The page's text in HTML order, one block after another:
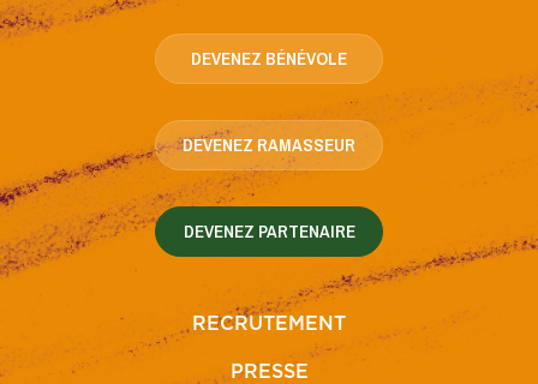
DEVENEZ BÉNÉVOLE
DEVENEZ RAMASSEUR
DEVENEZ PARTENAIRE
RECRUTEMENT
PRESSE